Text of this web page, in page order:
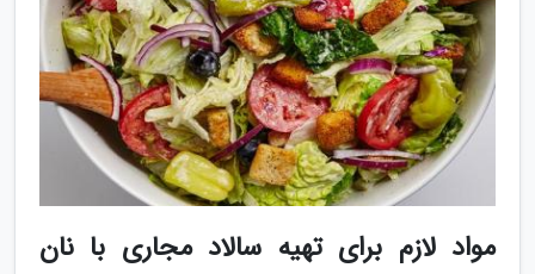
مواد لازم برای تهیه سالاد مجاری با نان